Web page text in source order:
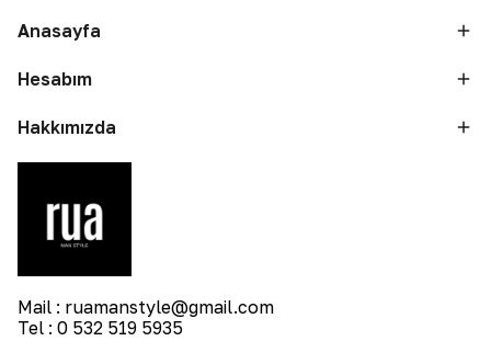
Anasayfa
Hesabım
Hakkımızda
Mail : ruamanstyle@gmail.com
Tel : 0 532 519 5935